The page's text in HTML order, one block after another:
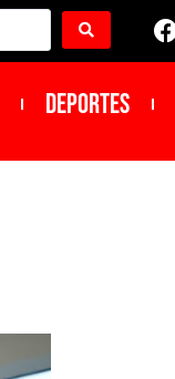
DEPORTES